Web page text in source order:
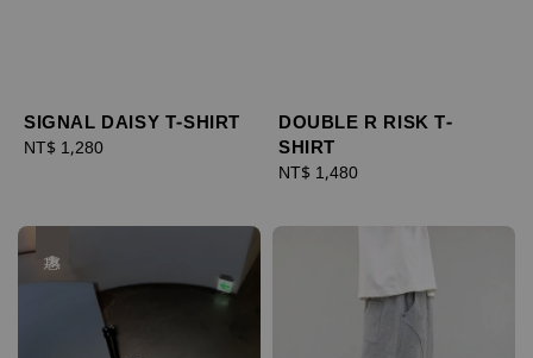
SIGNAL DAISY T-SHIRT
Regular
NT$ 1,280
DOUBLE R RISK T-
SHIRT
Regular
NT$ 1,480